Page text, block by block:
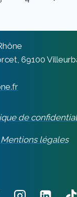
69100
de
Mentions légales